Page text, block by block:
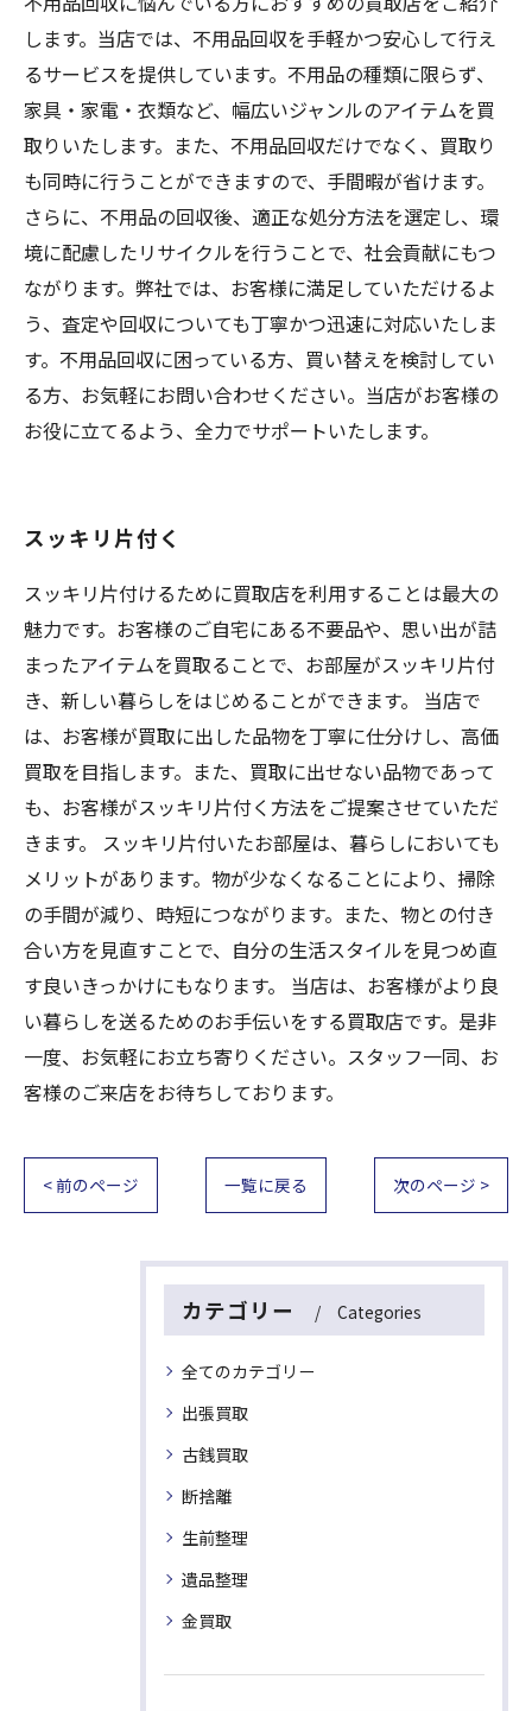
します。当店では、不用品回収を手軽かつ安心して行え
るサービスを提供しています。不用品の種類に限らず、
家具・家電・衣類など、幅広いジャンルのアイテムを買
取りいたします。また、不用品回収だけでなく、買取り
も同時に行うことができますので、手間暇が省けます。
さらに、不用品の回収後、適正な処分方法を選定し、環
境に配慮したリサイクルを行うことで、社会貢献にもつ
ながります。弊社では、お客様に満足していただけるよ
う、査定や回収についても丁寧かつ迅速に対応いたしま
す。不用品回収に困っている方、買い替えを検討してい
る方、お気軽にお問い合わせください。当店がお客様の
お役に立てるよう、全力でサポートいたします。
スッキリ片付く
スッキリ片付けるために買取店を利用することは最大の
魅力です。お客様のご自宅にある不要品や、思い出が詰
まったアイテムを買取ることで、お部屋がスッキリ片付
き、新しい暮らしをはじめることができます。 当店で
は、お客様が買取に出した品物を丁寧に仕分けし、高価
買取を目指します。また、買取に出せない品物であって
も、お客様がスッキリ片付く方法をご提案させていただ
きます。 スッキリ片付いたお部屋は、暮らしにおいても
メリットがあります。物が少なくなることにより、掃除
の手間が減り、時短につながります。また、物との付き
合い方を見直すことで、自分の生活スタイルを見つめ直
す良いきっかけにもなります。 当店は、お客様がより良
い暮らしを送るためのお手伝いをする買取店です。是非
一度、お気軽にお立ち寄りください。スタッフ一同、お
客様のご来店をお待ちしております。
< 前のページ 一覧に戻る 次のページ >
カテゴリー Categories
全てのカテゴリー
出張買取
古銭買取
断捨離
生前整理
遺品整理
金買取